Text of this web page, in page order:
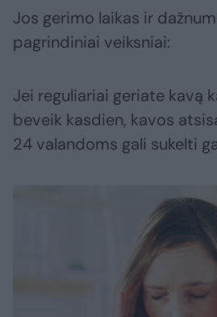
Jos gerimo laikas ir
pagrindiniai veiksniai:
Jei reguliariai geriate kavą
beveik kasdien, kavos
24 valandoms gali sukelti